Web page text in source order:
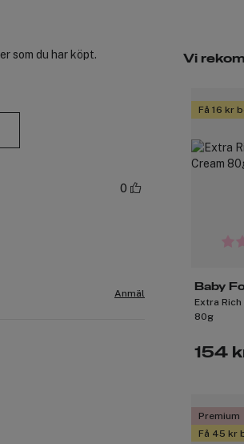
Vi
Få 16 kr
Baby
Extra
80g
154
Premium
Få 45 kr
som du har köpt.
0
Anmäl